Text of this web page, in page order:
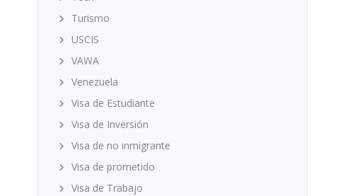
Turismo
USCIS
VAWA
Venezuela
Visa de Estudiante
Visa de Inversión
Visa de no inmigrante
Visa de prometido
Visa de Trabajo